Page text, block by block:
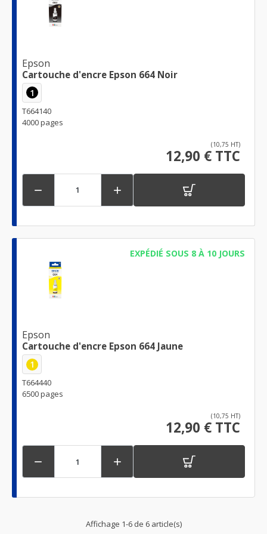
Epson
Cartouche d'encre Epson 664 Noir
1
T664140
4000 pages
(10,75 HT)
12,90 € TTC
 
EXPÉDIÉ SOUS 8 À 10 JOURS
Epson
Cartouche d'encre Epson 664 Jaune
1
T664440
6500 pages
(10,75 HT)
12,90 € TTC
 
Affichage 1-6 de 6 article(s)